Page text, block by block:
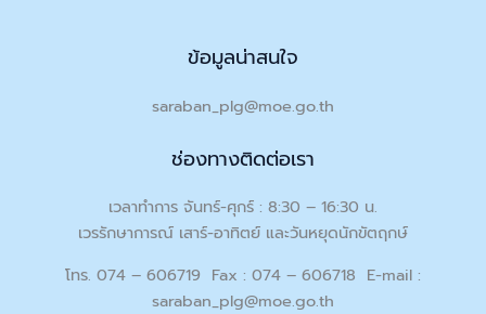
ข้อมูลน่าสนใจ
saraban_plg@moe.go.th
ช่องทางติดต่อเรา
เวลาทำการ จันทร์-ศุกร์ : 8:30 – 16:30 น.
เวรรักษาการณ์ เสาร์-อาทิตย์ และวันหยุดนักขัตฤกษ์
โทร. 074 – 606719 Fax : 074 – 606718 E-mail :
saraban_plg@moe.go.th